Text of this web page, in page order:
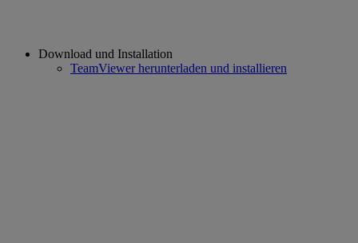
Download und Installation
TeamViewer herunterladen und installieren